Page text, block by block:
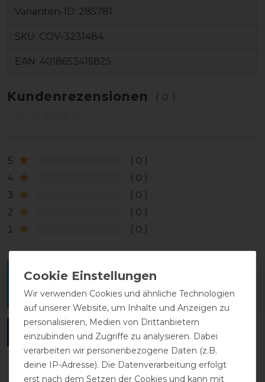
Varianten-ID: 285781
SKU: COV-3231484
EAN: 4018653415825
Kundenrezensionen (0)
5
0
4
0
3
0
2
0
1
0
Melde dich an, um eine Kundenrezension zu
verfassen.
ANMELDEN
Wir verwenden Cookies und ähnliche Technologien
auf unserer Website, um Inhalte und Anzeigen zu
personalisieren, Medien von Drittanbietern
einzubinden und Zugriffe zu analysieren. Dabei
verarbeiten wir personenbezogene Daten (z.B.
deine IP-Adresse). Die Datenverarbeitung erfolgt
erst nach dem Setzen der Cookies und kann mit